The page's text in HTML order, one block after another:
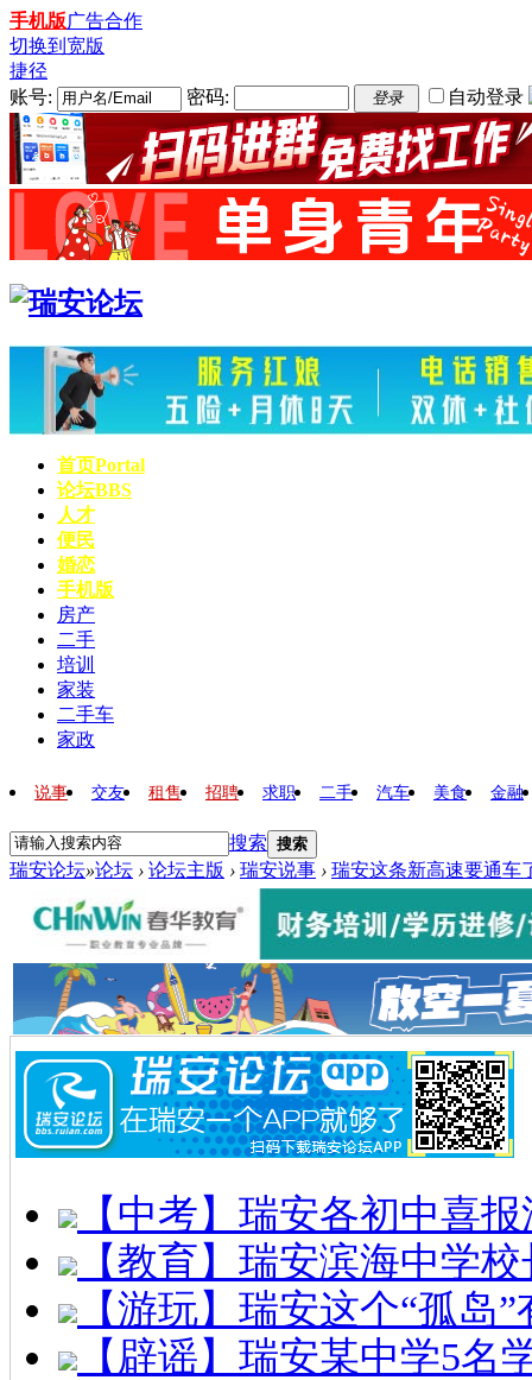
手机版广告合作
切换到宽版
捷径
账号:
密码: 登录 自动登录
首页Portal
论坛BBS
人才
便民
婚恋
手机版
房产
二手
培训
家装
二手车
家政
说事 交友 租售 招聘 求职 二手 汽车 美食 金融
搜索 搜索
瑞安论坛»论坛 › 论坛主版 › 瑞安说事 › 瑞安这条新高速要通车
【中考】瑞安各初中喜
【教育】瑞安滨海中学
【游玩】瑞安这个“孤岛
【辟谣】瑞安某中学5名